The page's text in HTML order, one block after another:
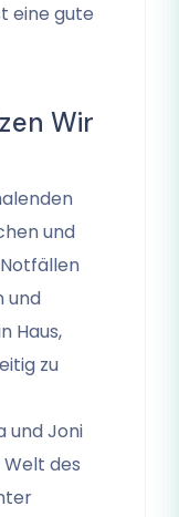
eine gute
Wir
und
und
Haus,
zu
und Joni
des